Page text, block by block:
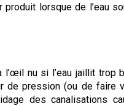
produit lorsque de l’eau
nu si l’eau jaillit trop
pression (ou de faire
des canalisations